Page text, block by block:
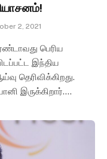
2, 2021
பெரிய
இந்திய
தெரிவிக்கிறது.
இருக்கிறார்.…